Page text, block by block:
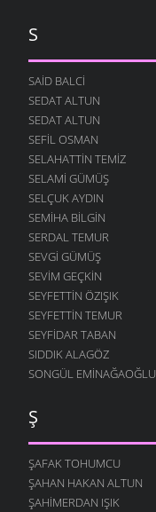
S
SAID BALCI
SEDAT ALTUN
SEDAT ALTUN
SEFIL OSMAN
SELAHATTIN TEMIZ
SELAMI GÜMÜŞ
SELÇUK AYDIN
SEMIHA BILGIN
SERDAL TEMUR
SEVGI GÜMÜŞ
SEVIM GEÇKIN
SEYFETTIN ÖZIŞIK
SEYFETTIN TEMUR
SEYFIDAR TABAN
SIDDIK ALAGÖZ
SONGÜL EMINAĞAOĞLU
Ş
ŞAFAK TOHUMCU
ŞAHAN HAKAN ALTUN
ŞAHIMERDAN IŞIK